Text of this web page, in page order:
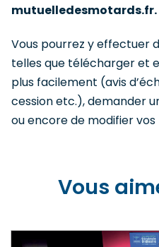
mutuelledesmotards.fr.
Vous pourrez y effectuer
telles que télécharger et
plus facilement (avis
cession etc.), demander
ou encore de modifier
Vous